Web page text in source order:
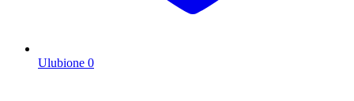
Ulubione 0